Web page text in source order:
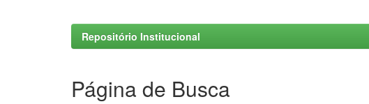
Repositório Institucional
Página de Busca